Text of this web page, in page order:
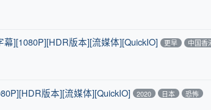
][1080P][HDR版本][流媒体][QuickIO] 更早
中国香
版本][流媒体][QuickIO] 2020 日本
恐怖